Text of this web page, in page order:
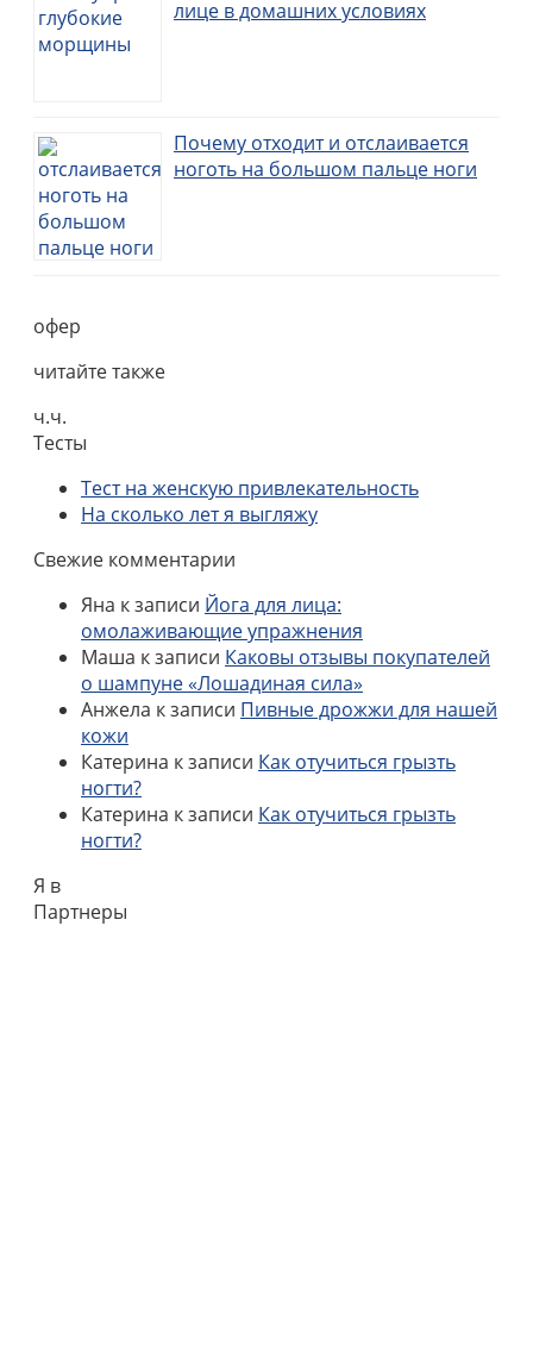
лице в домашних условиях
Почему отходит и отслаивается
ноготь на большом пальце ноги
офер
читайте также
ч.ч.
Тесты
Тест на женскую привлекательность
На сколько лет я выгляжу
Свежие комментарии
Яна к записи Йога для лица:
омолаживающие упражнения
Маша к записи Каковы отзывы покупателей
о шампуне «Лошадиная сила»
Анжела к записи Пивные дрожжи для нашей
кожи
Катерина к записи Как отучиться грызть
ногти?
Катерина к записи Как отучиться грызть
ногти?
Я в
Партнеры